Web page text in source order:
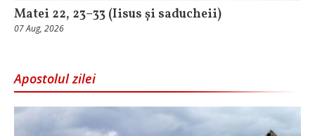
Matei 22, 23–33 (Iisus și saducheii)
07 Aug, 2026
Apostolul zilei